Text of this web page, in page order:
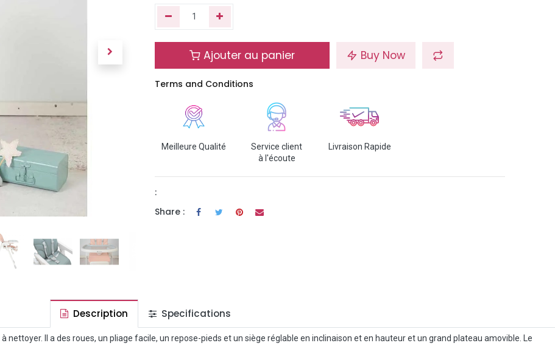
Ajouter au panier Buy Now
Terms and Conditions
Meilleure Qualité
Service client
à l'écoute
Livraison Rapide
:
Share :
Description Specifications
Il a des roues, un pliage facile, un repose-pieds et un siège réglable en inclinaison et en hauteur et un grand plateau amovible. Le